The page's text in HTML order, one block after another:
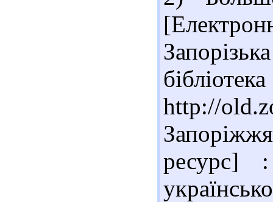
http://
ресурс]